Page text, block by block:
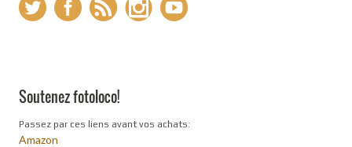
Soutenez fotoloco!
Passez par ces liens avant vos achats:
Amazon